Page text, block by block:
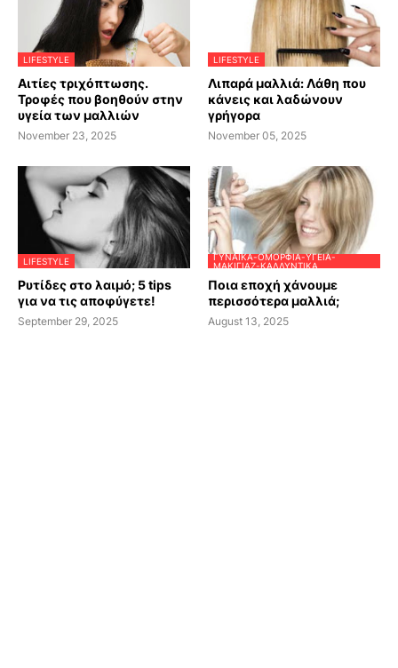
LIFESTYLE
Αιτίες τριχόπτωσης.
Τροφές που βοηθούν στην
υγεία των μαλλιών
November 23, 2025
LIFESTYLE
Λιπαρά μαλλιά: Λάθη που
κάνεις και λαδώνουν
γρήγορα
November 05, 2025
LIFESTYLE
Ρυτίδες στο λαιμό; 5 tips
για να τις αποφύγετε!
September 29, 2025
ΓΥΝΑΊΚΑ-ΟΜΟΡΦΙΆ-ΥΓΕΊΑ-
ΜΑΚΙΓΙΆΖ-ΚΑΛΛΥΝΤΙΚΆ
Ποια εποχή χάνουμε
περισσότερα μαλλιά;
August 13, 2025